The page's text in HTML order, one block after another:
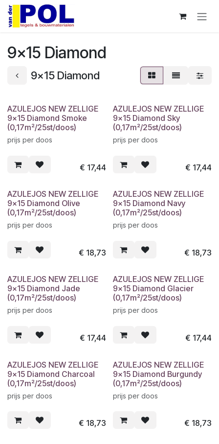
Overslaan naar inhoud
9x15 Diamond
9x15 Diamond
AZULEJOS NEW ZELLIGE
9x15 Diamond Smoke
(0,17m²/25st/doos)
prijs per doos
€ 17,44
AZULEJOS NEW ZELLIGE
9x15 Diamond Sky
(0,17m²/25st/doos)
prijs per doos
€ 17,44
AZULEJOS NEW ZELLIGE
9x15 Diamond Olive
(0,17m²/25st/doos)
prijs per doos
€ 18,73
AZULEJOS NEW ZELLIGE
9x15 Diamond Navy
(0,17m²/25st/doos)
prijs per doos
€ 18,73
AZULEJOS NEW ZELLIGE
9x15 Diamond Jade
(0,17m²/25st/doos)
prijs per doos
€ 17,44
AZULEJOS NEW ZELLIGE
9x15 Diamond Glacier
(0,17m²/25st/doos)
prijs per doos
€ 17,44
AZULEJOS NEW ZELLIGE
9x15 Diamond Charcoal
(0,17m²/25st/doos)
prijs per doos
€ 18,73
AZULEJOS NEW ZELLIGE
9x15 Diamond Burgundy
(0,17m²/25st/doos)
prijs per doos
€ 18,73